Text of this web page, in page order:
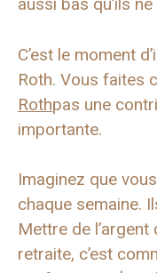
aussi bas qu’ils
C’est le moment
Roth. Vous faites
Rothpas une
importante.
Imaginez que
chaque semaine.
Mettre de
retraite, c’est